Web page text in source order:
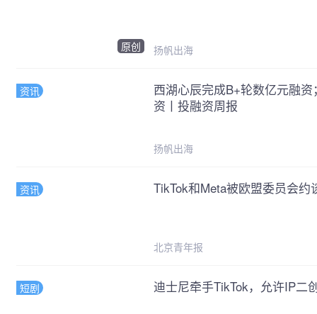
原创 扬帆出海
资讯
西湖心辰完成B+轮数亿元融
资丨投融资周报
扬帆出海
资讯 TikTok和Meta被欧盟委员会约
北京青年报
短剧 迪士尼牵手TikTok，允许IP二